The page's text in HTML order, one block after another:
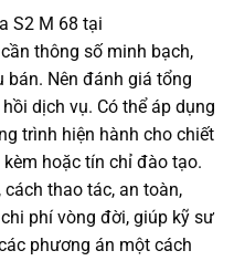
S2 M 68 tại
thông số minh bạch,
bán. Nên đánh giá tổng
dịch vụ. Có thể áp dụng
trình hiện hành cho chiết
hoặc tín chỉ đào tạo.
thao tác, an toàn,
phí vòng đời, giúp kỹ sư
phương án một cách